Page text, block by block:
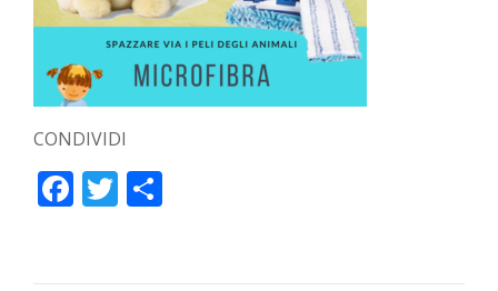
CONDIVIDI
FacebookTwitter